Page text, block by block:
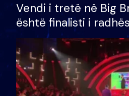
Vendi i tretë në Big
është finalisti i